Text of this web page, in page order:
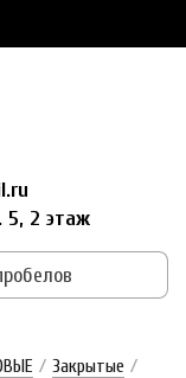
5, 2 этаж
/ Закрытые /